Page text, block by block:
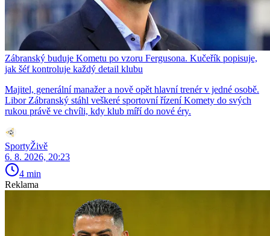
Zábranský buduje Kometu po vzoru Fergusona. Kučeřík popisuje,
jak šéf kontroluje každý detail klubu
Majitel, generální manažer a nově opět hlavní trenér v jedné osobě.
Libor Zábranský stáhl veškeré sportovní řízení Komety do svých
rukou právě ve chvíli, kdy klub míří do nové éry.
SportyŽivě
6. 8. 2026, 20:23
4 min
Reklama